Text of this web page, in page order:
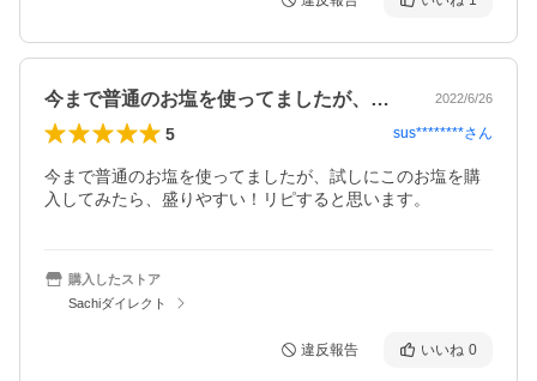
今まで普通のお塩を使ってましたが、試し… 2022/6/26
5 sus********さん
今まで普通のお塩を使ってましたが、試しにこのお塩を購
入してみたら、盛りやすい！リピすると思います。
購入したストア
Sachiダイレクト
違反報告 いいね 0